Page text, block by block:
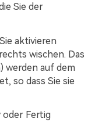
Sie der
aktivieren
wischen. Das
werden auf dem
so dass Sie sie
oder Fertig